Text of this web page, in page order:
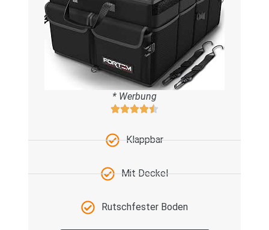
* Werbung
Klappbar
Mit Deckel
Rutschfester Boden